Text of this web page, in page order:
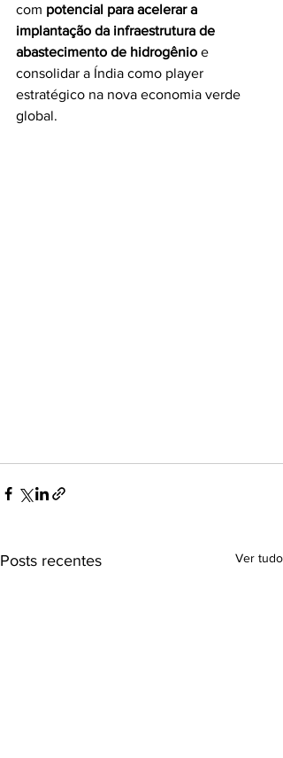
com potencial para acelerar a
implantação da infraestrutura de
abastecimento de hidrogênio e
consolidar a Índia como player
estratégico na nova economia verde
global.
Posts recentes Ver tudo